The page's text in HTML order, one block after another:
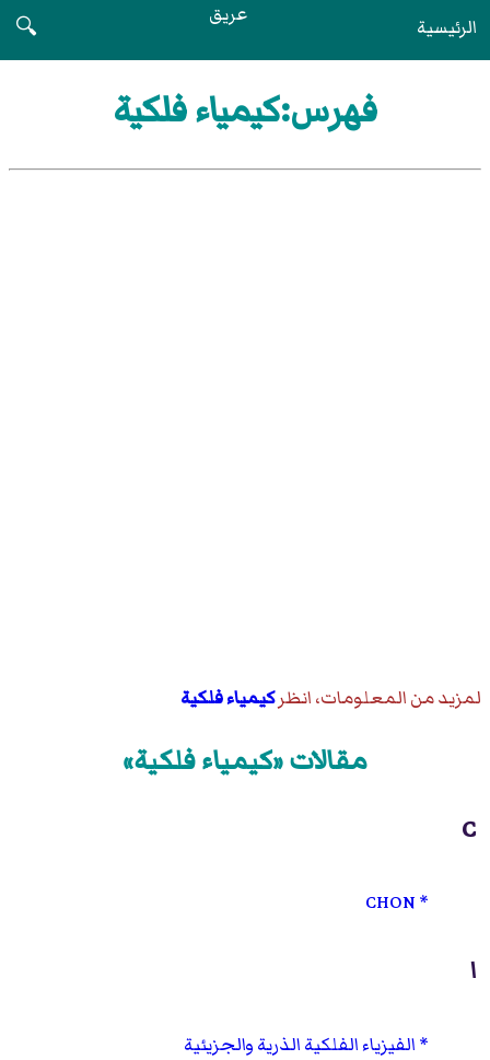
الرئيسية عريق
🔍
فهرس:كيمياء فلكية
لمزيد من المعلومات، انظركيمياء فلكية
مقالات «كيمياء فلكية»
C
CHON
ا
الفيزياء الفلكية الذرية والجزيئية